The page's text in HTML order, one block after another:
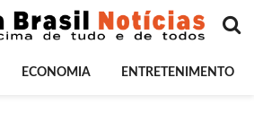
ECONOMIA ENTRETENIMENTO